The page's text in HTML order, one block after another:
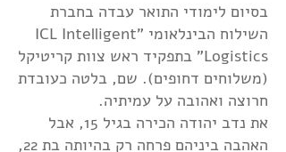
בסיום לימודי התואר עבדה בחברת
השילוח הבינלאומי "ICL Intelligent
Logistics" בתפקיד ראש צוות קריטיקל
(משלוחים דחופים). שם, בלטה כעובדת
חרוצה ואהובה על עמיתיה.
את נדב יהודה הכירה בגיל 15, אבל
האהבה ביניהם פרחה רק בהיותה בת 22,